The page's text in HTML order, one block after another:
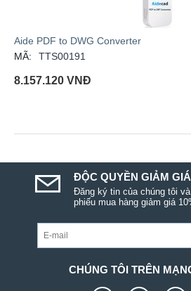
Aide PDF to DWG Converter
MÃ:
TTS00191
8.157.120 VNĐ
ĐỘC QUYỀN GIẢM GIÁ
Đăng ký tin của chúng tôi
phiếu mua hàng giảm giá
CHÚNG TÔI TRÊN